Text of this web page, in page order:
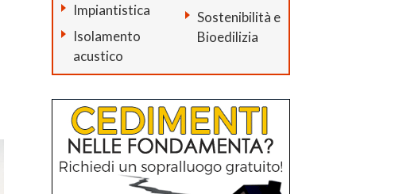
Impiantistica
Isolamento
acustico
Sostenibilità e
Bioedilizia